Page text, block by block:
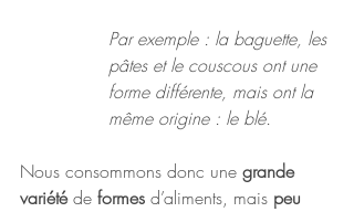
Par exemple : la baguette, les
pâtes et le couscous ont une
forme différente, mais ont la
même origine : le blé.
Nous consommons donc une grande
variété de formes d’aliments, mais peu